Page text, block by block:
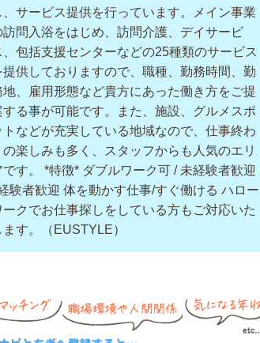
、サービス提供を行っています。メイン事業
訪問入浴をはじめ、訪問介護、デイサービ
、包括支援センターなどの25種類のサービス
提供しておりますので、職種、勤務時間、勤
地、雇用形態など貴方にあった働き方をご提
する事が可能です。また、施設、グルメスポ
トなどが充実している地域なので、仕事終わ
の楽しみも多く、スタッフからも人気のエリ
です。 *特徴* ダブルワーク可 / 未経験者歓迎
験者歓迎 体を動かす仕事/すぐ働ける ハロー
ークでお仕事探しをしている方もご対応いた
ます。（EUSTYLE）